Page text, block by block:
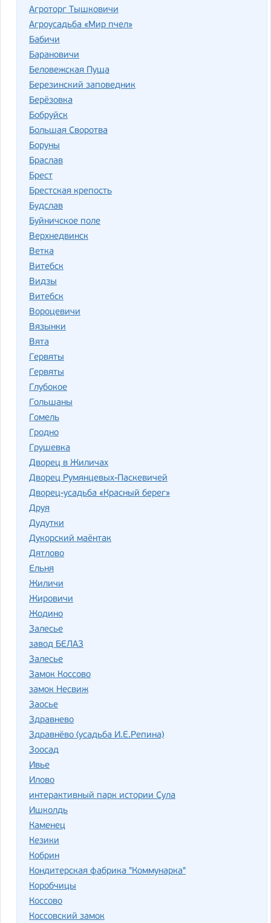
Агроторг Тышковичи
Агроусадьба «Мир пчел»
Бабичи
Барановичи
Беловежская Пуща
Березинский заповедник
Берёзовка
Бобруйск
Большая Своротва
Боруны
Браслав
Брест
Брестская крепость
Будслав
Буйничское поле
Верхнедвинск
Ветка
Ви­тебск
Видзы
Витебск
Вороцевичи
Вязынки
Вята
Гер­вя­ты
Гервяты
Глубокое
Гольшаны
Гомель
Гродно
Грушевка
Дворец в Жиличах
Дворец Румянцевых-Паскевичей
Дворец-усадьба «Красный берег»
Друя
Дудутки
Дукорский маёнтак
Дятлово
Ельня
Жиличи
Жировичи
Жодино
За­ле­сье
завод БЕЛАЗ
Залесье
Замок Коссово
замок Несвиж
Заосье
Здрав­не­во
Здравнёво (усадьба И.Е.Репина)
Зоосад
Ивье
Илово
интерактивный парк истории Сула
Ишколдь
Каменец
Кезики
Кобрин
Кондитерская фабрика "Коммунарка"
Коробчицы
Коссово
Коссовский замок